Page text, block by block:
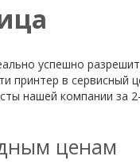
успешно
принтер в сервисный
нашей компании за
ценам